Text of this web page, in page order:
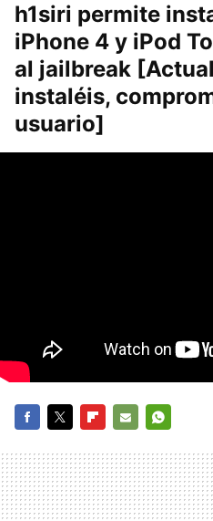
h1siri permite
iPhone 4 y iPod
al jailbreak
instaléis,
usuario]
MAIL